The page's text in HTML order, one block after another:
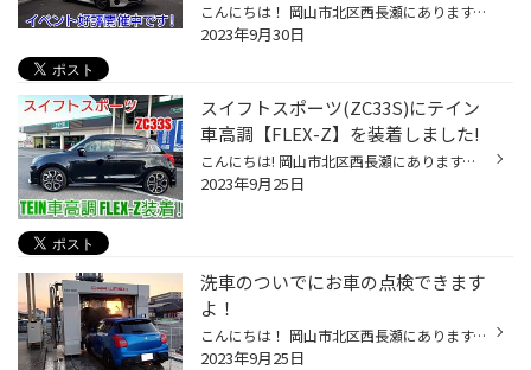
こんにちは！ 岡山市北区西長瀬にあります、タイヤ館岡山西長瀬店スタッフのスマスです！ 現在当店では今日と明日9/30・10/1の二日間【柿本、タスカルフロアマット、スフィアライト】の イベント好評開催中です！ この機会にぜひご来店ください！ またデモカーのBRZもありますので是非生の音をお聴...
2023年9月30日
スイフトスポーツ(ZC33S)にテイン
車高調【FLEX-Z】を装着しました!
こんにちは! 岡山市北区西長瀬にあります、タイヤ館岡山西長瀬店スタッフのスマスです！ 今回紹介するのはこちら！ スズキのスポーツハッチバックのスイフトスポーツです！ 軽量な車重でとても運転が楽しい車です(*^^*) 純正の足回りを外していきます！ スイフトスポーツは純正足回りも評判が良いで...
2023年9月25日
洗車のついでにお車の点検できます
よ！
こんにちは！ 岡山市北区西長瀬にあります、タイヤ館岡山西長瀬店スタッフのスマスです！ いつも当店のWEBページをご覧いただきありがとうございます！ タイヤ館岡山西長瀬店では今夏洗車機が導入され、大好評稼働中です！ タイヤ館アプリに加入して頂くことでさらにお得に洗車出来ますよ！ タイヤ...
2023年9月25日